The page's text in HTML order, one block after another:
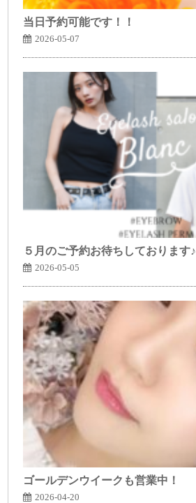
当日予約可能です！！
2026-05-07
５月のご予約お待ちしております♪
2026-05-05
ゴールデンウイークも営業中！
2026-04-20